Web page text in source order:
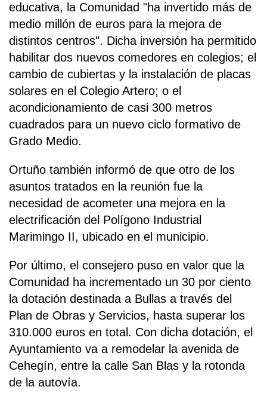
educativa, la Comunidad "ha invertido más de
medio millón de euros para la mejora de
distintos centros". Dicha inversión ha permitido
habilitar dos nuevos comedores en colegios; el
cambio de cubiertas y la instalación de placas
solares en el Colegio Artero; o el
acondicionamiento de casi 300 metros
cuadrados para un nuevo ciclo formativo de
Grado Medio.
Ortuño también informó de que otro de los
asuntos tratados en la reunión fue la
necesidad de acometer una mejora en la
electrificación del Polígono Industrial
Marimingo II, ubicado en el municipio.
Por último, el consejero puso en valor que la
Comunidad ha incrementado un 30 por ciento
la dotación destinada a Bullas a través del
Plan de Obras y Servicios, hasta superar los
310.000 euros en total. Con dicha dotación, el
Ayuntamiento va a remodelar la avenida de
Cehegín, entre la calle San Blas y la rotonda
de la autovía.